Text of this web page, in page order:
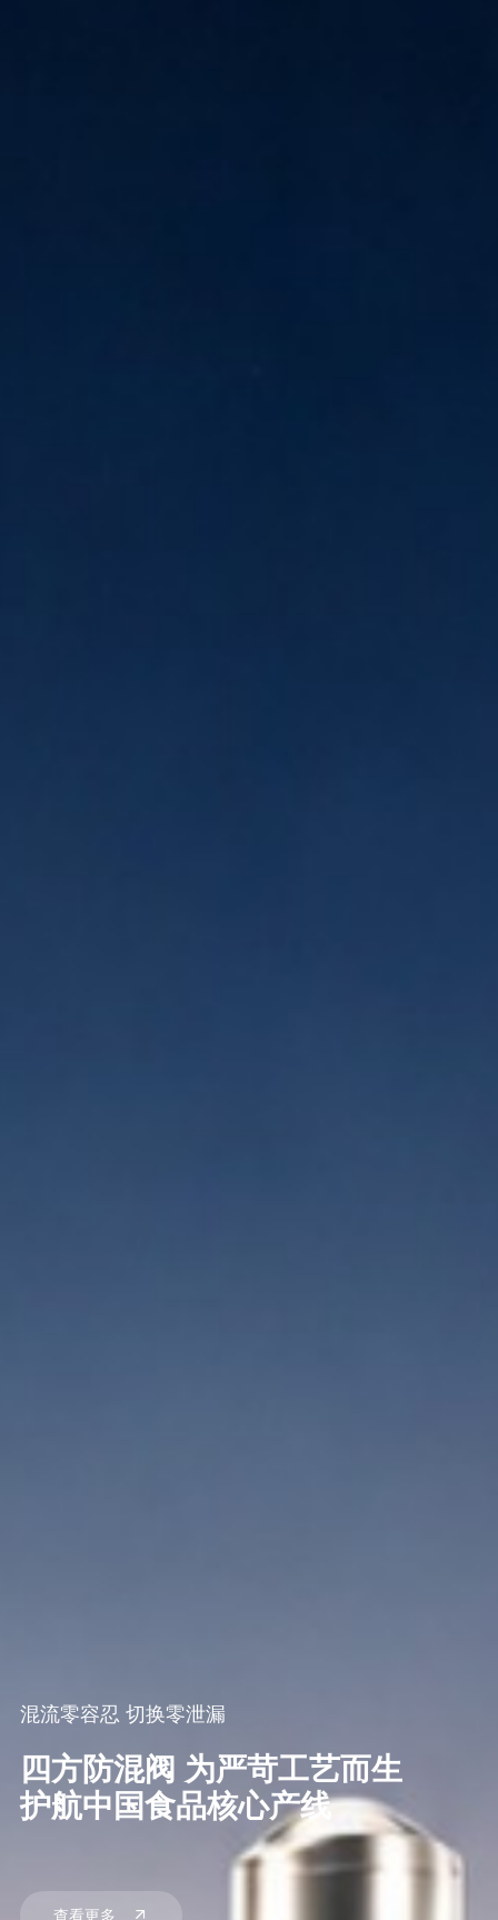
混流零容忍 切换零泄漏
四方防混阀 为严苛工艺而生
护航中国食品核心产线
查看更多